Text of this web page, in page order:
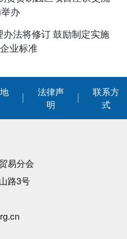
办
法将修订 鼓励制定实施
业标准
法律声
明
联系方
式
易分会
路3号